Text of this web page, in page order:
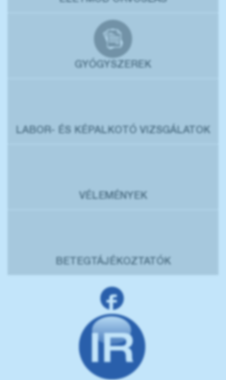
GYÓGYSZEREK
LABOR- ÉS KÉPALKOTÓ VIZSGÁLATOK
VÉLEMÉNYEK
BETEGTÁJÉKOZTATÓK